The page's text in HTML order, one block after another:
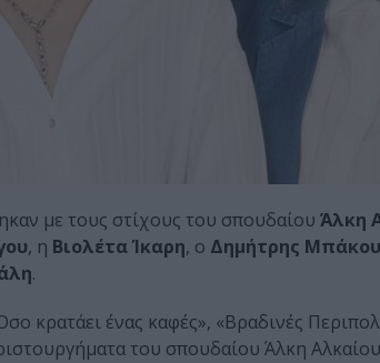
με τους στίχους του σπουδαίου Άλκη
, η Βιολέτα Ίκαρη, ο Δημήτρης
.
κρατάει ένας καφές», «Βραδινές
του σπουδαίου Άλκη